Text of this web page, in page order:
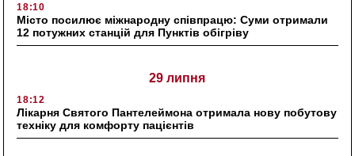
18:10
Місто посилює міжнародну співпрацю: Суми отримали
12 потужних станцій для Пунктів обігріву
29 липня
18:12
Лікарня Святого Пантелеймона отримала нову побутову
техніку для комфорту пацієнтів